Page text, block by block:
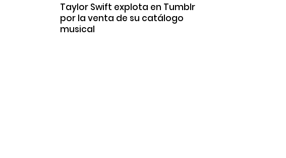
Taylor Swift explota en Tumblr
por la venta de su catálogo
musical